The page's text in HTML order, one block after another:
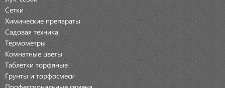
Сетки
Химические препараты
Садовая техника
Термометры
Комнатные цветы
Таблетки торфяные
Грунты и торфосмеси
Профессиональные семена